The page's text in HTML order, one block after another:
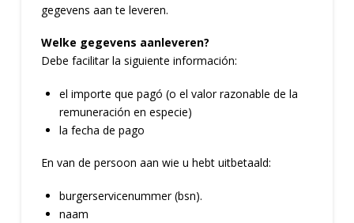
gegevens aan te leveren.
Welke gegevens aanleveren?
Debe facilitar la siguiente información:
el importe que pagó (o el valor razonable de la
remuneración en especie)
la fecha de pago
En van de persoon aan wie u hebt uitbetaald:
burgerservicenummer (bsn).
naam